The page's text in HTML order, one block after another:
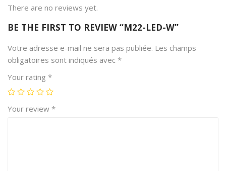
There are no reviews yet.
BE THE FIRST TO REVIEW “M22-LED-W”
Votre adresse e-mail ne sera pas publiée. Les champs
obligatoires sont indiqués avec *
Your rating *
Your review *